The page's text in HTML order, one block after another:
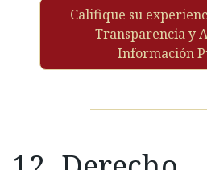
Califique su
Transparencia y
Información